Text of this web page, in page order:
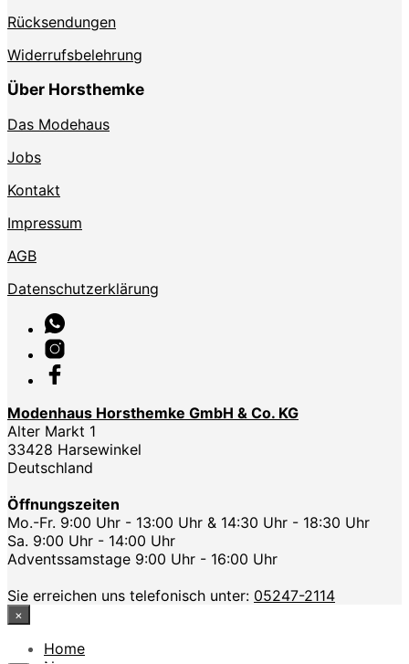
Rücksendungen
Widerrufsbelehrung
Über Horsthemke
Das Modehaus
Jobs
Kontakt
Impressum
AGB
Datenschutzerklärung
Modenhaus Horsthemke GmbH & Co. KG
Alter Markt 1
33428 Harsewinkel
Deutschland
Öffnungszeiten
Mo.-Fr. 9:00 Uhr - 13:00 Uhr & 14:30 Uhr - 18:30 Uhr
Sa. 9:00 Uhr - 14:00 Uhr
Adventssamstage 9:00 Uhr - 16:00 Uhr
Sie erreichen uns telefonisch unter: 05247-2114
×
Home